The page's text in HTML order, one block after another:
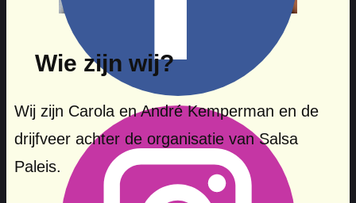
Wie zijn wij?
Wij zijn Carola en André Kemperman en de
drijfveer achter de organisatie van Salsa
Paleis.